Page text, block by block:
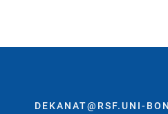
DEKANAT@RSF.UNI-